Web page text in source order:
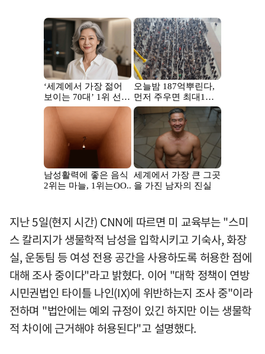
지난 5일(현지 시간) CNN에 따르면 미 교육부는 "스미
스 칼리지가 생물학적 남성을 입학시키고 기숙사, 화장
실, 운동팀 등 여성 전용 공간을 사용하도록 허용한 점에
대해 조사 중이다"라고 밝혔다. 이어 "대학 정책이 연방
시민권법인 타이틀 나인(IX)에 위반하는지 조사 중"이라
전하며 "법안에는 예외 규정이 있긴 하지만 이는 생물학
적 차이에 근거해야 허용된다"고 설명했다.